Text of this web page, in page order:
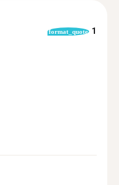
format_quote 1